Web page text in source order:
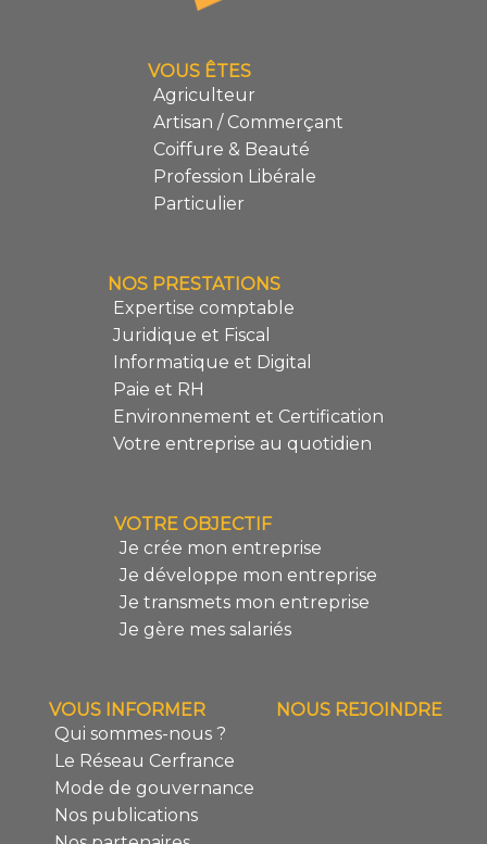
VOUS ÊTES
Agriculteur
Artisan / Commerçant
Coiffure & Beauté
Profession Libérale
Particulier
NOS PRESTATIONS
Expertise comptable
Juridique et Fiscal
Informatique et Digital
Paie et RH
Environnement et Certification
Votre entreprise au quotidien
VOTRE OBJECTIF
Je crée mon entreprise
Je développe mon entreprise
Je transmets mon entreprise
Je gère mes salariés
VOUS INFORMER
Qui sommes-nous ?
Le Réseau Cerfrance
Mode de gouvernance
Nos publications
NOUS REJOINDRE